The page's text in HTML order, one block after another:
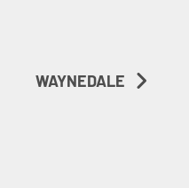
WAYNEDALE